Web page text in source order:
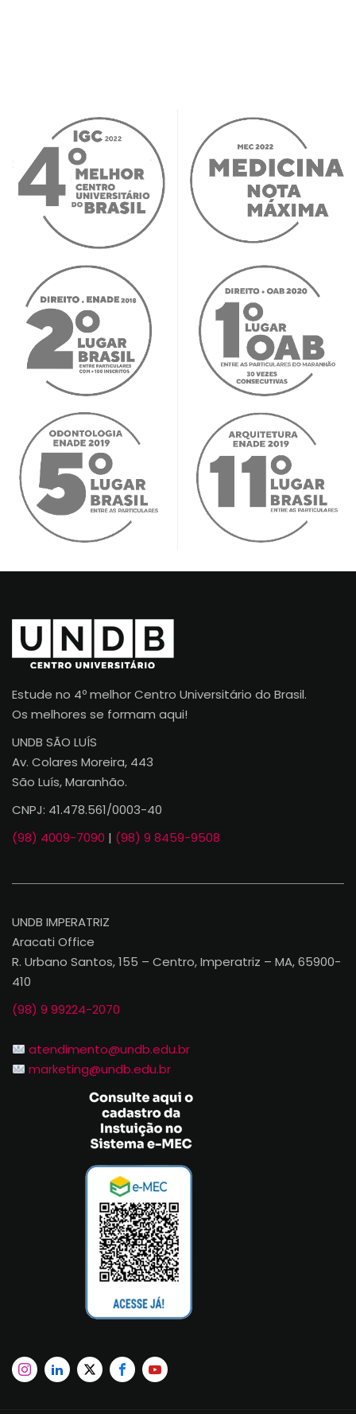
Estude no 4º melhor Centro Universitário do Brasil.
Os melhores se formam aqui!
UNDB SÃO LUÍS
Av. Colares Moreira, 443
São Luís, Maranhão.
CNPJ: 41.478.561/0003-40
(98) 4009-7090 | (98) 9 8459-9508
UNDB IMPERATRIZ
Aracati Office
R. Urbano Santos, 155 – Centro, Imperatriz – MA, 65900-
410
(98) 9 99224-2070
atendimento@undb.edu.br
marketing@undb.edu.br